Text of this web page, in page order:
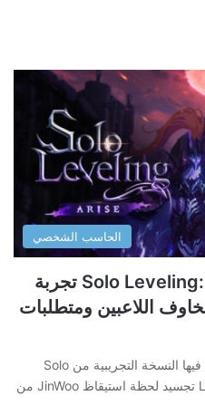
الحاسب الشخصي
Solo Leveling: Arise Overdrive تجربة
اللاعبين ومتطلبات
من اللحظة الأولى التي تُعيد فيها النسخة التجريبية من Solo
Leveling: Arise Overdrive تجسيد لحظة استيقاظ JinWoo من